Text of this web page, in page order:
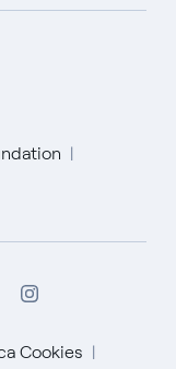
Cookies